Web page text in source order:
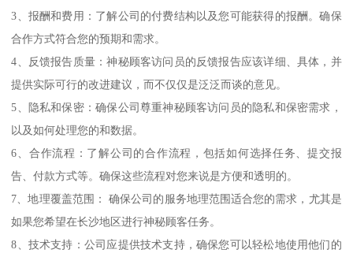
3、报酬和费用：了解公司的付费结构以及您可能获得的报酬。确保
合作方式符合您的预期和需求。
4、反馈报告质量：神秘顾客访问员的反馈报告应该详细、具体，并
提供实际可行的改进建议，而不仅仅是泛泛而谈的意见。
5、隐私和保密：确保公司尊重神秘顾客访问员的隐私和保密需求，
以及如何处理您的和数据。
6、合作流程：了解公司的合作流程，包括如何选择任务、提交报
告、付款方式等。确保这些流程对您来说是方便和透明的。
7、地理覆盖范围： 确保公司的服务地理范围适合您的需求，尤其是
如果您希望在长沙地区进行神秘顾客任务。
8、技术支持：公司应提供技术支持，确保您可以轻松地使用他们的